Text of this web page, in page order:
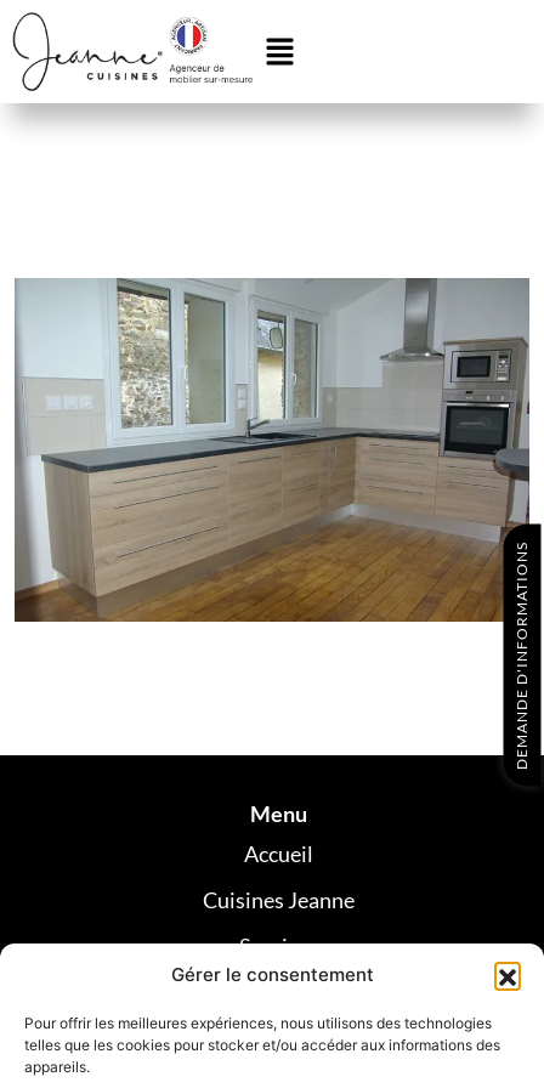
Gérer le consentement
Pour offrir les meilleures expériences, nous utilisons des technologies
telles que les cookies pour stocker et/ou accéder aux informations des
appareils.
Menu
Accueil
Cuisines Jeanne
Services
Avis clients
DEMANDE D'INFORMATIONS